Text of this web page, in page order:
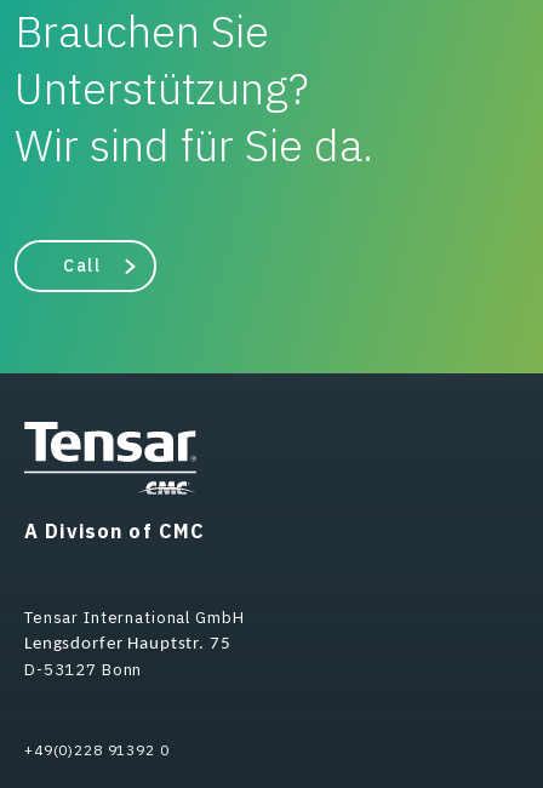
Brauchen Sie
Unterstützung?
Wir sind für Sie da.
Call
A Divison of CMC
Tensar International GmbH
Lengsdorfer Hauptstr. 75
D-53127 Bonn
+49(0)228 91392 0